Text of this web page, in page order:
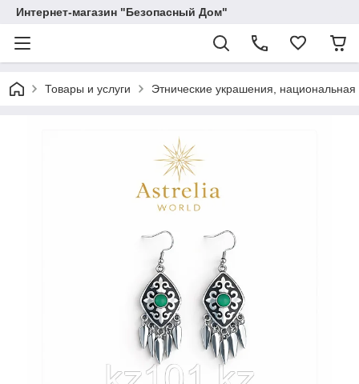
Интернет-магазин "Безопасный Дом"
Товары и услуги Этнические украшения, национальная